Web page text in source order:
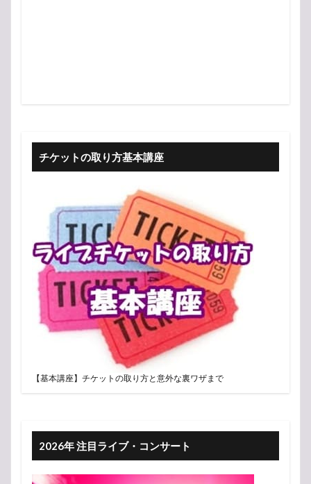
チケットの取り方基本講座
【基本講座】チケットの取り方と意外な裏ワザまで
2026年 注目ライブ・コンサート